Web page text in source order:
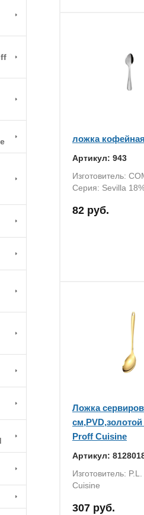
ложка
Артикул: 943
Изготовитель:
Серия: Sevilla
82 руб.
Ложка
см,PVD,золотой
Proff Cuisine
Артикул:
Изготовитель:
Cuisine
307 руб.